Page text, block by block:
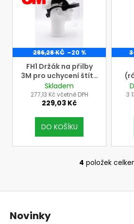
286,28 KČ –20 %
FH1 Držák na přilby
3M pro uchycení štítů
3M
Skladem
277,13 Kč včetně DPH
229,03 Kč
DO KOŠÍKU
3
O
l
4 položek
Z
Novinky